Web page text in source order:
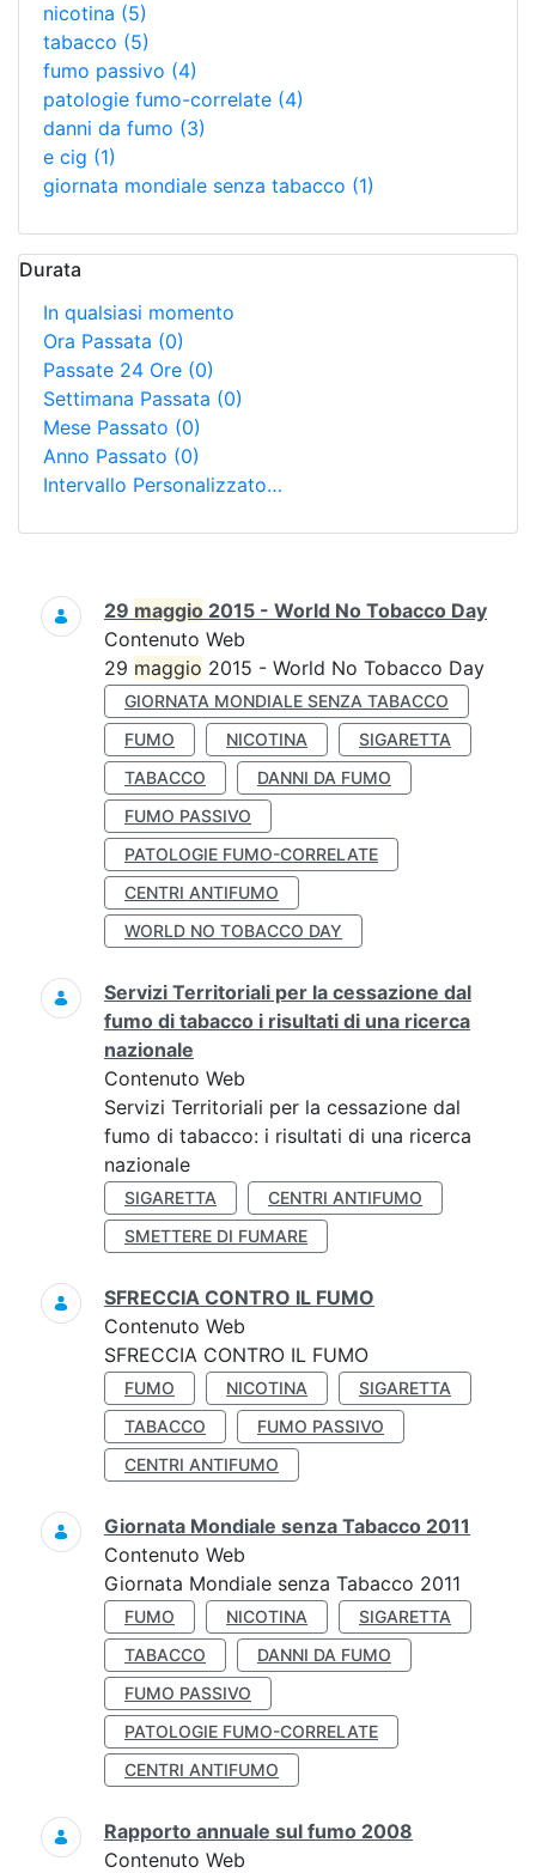
nicotina (5)
tabacco (5)
fumo passivo (4)
patologie fumo-correlate (4)
danni da fumo (3)
e cig (1)
giornata mondiale senza tabacco (1)
Durata
In qualsiasi momento
Ora Passata (0)
Passate 24 Ore (0)
Settimana Passata (0)
Mese Passato (0)
Anno Passato (0)
Intervallo Personalizzato…
Ricerca
29 maggio 2015 - World No Tobacco Day
Contenuto Web
29 maggio 2015 - World No Tobacco Day
GIORNATA MONDIALE SENZA TABACCO
FUMO
NICOTINA
SIGARETTA
TABACCO
DANNI DA FUMO
FUMO PASSIVO
PATOLOGIE FUMO-CORRELATE
CENTRI ANTIFUMO
WORLD NO TOBACCO DAY
Servizi Territoriali per la cessazione dal
fumo di tabacco i risultati di una ricerca
nazionale
Contenuto Web
Servizi Territoriali per la cessazione dal
fumo di tabacco: i risultati di una ricerca
nazionale
SIGARETTA
CENTRI ANTIFUMO
SMETTERE DI FUMARE
SFRECCIA CONTRO IL FUMO
Contenuto Web
SFRECCIA CONTRO IL FUMO
FUMO NICOTINA
SIGARETTA
TABACCO
FUMO PASSIVO
CENTRI ANTIFUMO
Giornata Mondiale senza Tabacco 2011
Contenuto Web
Giornata Mondiale senza Tabacco 2011
FUMO NICOTINA
SIGARETTA
TABACCO
DANNI DA FUMO
FUMO PASSIVO
PATOLOGIE FUMO-CORRELATE
CENTRI ANTIFUMO
Rapporto annuale sul fumo 2008
Contenuto Web